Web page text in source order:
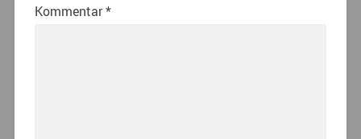
Kommentar*